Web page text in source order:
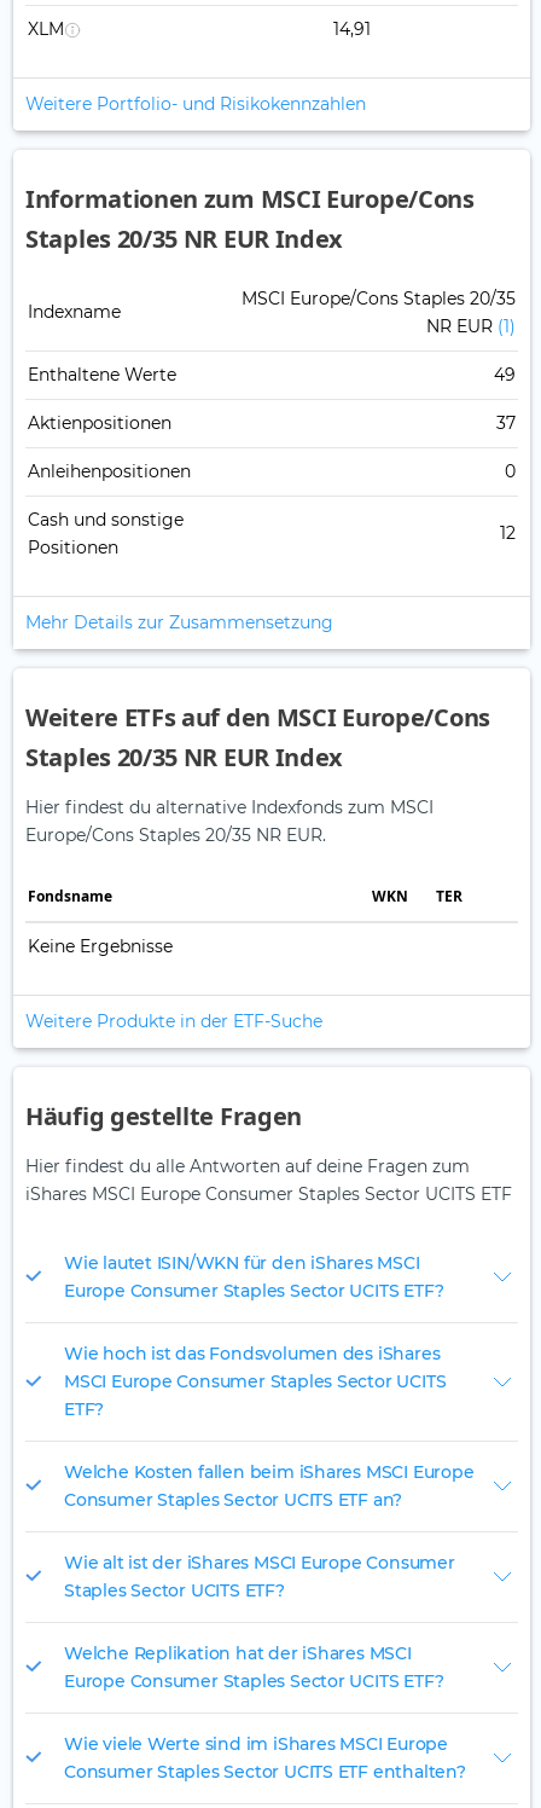
XLM 14,91
Weitere Portfolio- und Risikokennzahlen
Informationen zum MSCI Europe/Cons
Staples 20/35 NR EUR Index
Indexname
MSCI Europe/Cons Staples 20/35
NR EUR (1)
Enthaltene Werte 49
Aktienpositionen 37
Anleihenpositionen 0
Cash und sonstige
Positionen
12
Mehr Details zur Zusammensetzung
Weitere ETFs auf den MSCI Europe/Cons
Staples 20/35 NR EUR Index
Hier findest du alternative Indexfonds zum MSCI
Europe/Cons Staples 20/35 NR EUR.
Fonds­name WKN TER
Keine Ergebnisse
Weitere Produkte in der ETF-Suche
Häufig gestellte Fragen
Hier findest du alle Antworten auf deine Fragen zum
iShares MSCI Europe Consumer Staples Sector UCITS ETF
Wie lautet ISIN/WKN für den iShares MSCI
Europe Consumer Staples Sector UCITS ETF?
Wie hoch ist das Fondsvolumen des iShares
MSCI Europe Consumer Staples Sector UCITS
ETF?
Welche Kosten fallen beim iShares MSCI Europe
Consumer Staples Sector UCITS ETF an?
Wie alt ist der iShares MSCI Europe Consumer
Staples Sector UCITS ETF?
Welche Replikation hat der iShares MSCI
Europe Consumer Staples Sector UCITS ETF?
Wie viele Werte sind im iShares MSCI Europe
Consumer Staples Sector UCITS ETF enthalten?